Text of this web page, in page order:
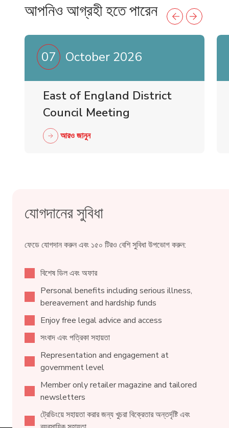
আপনিও আগ্রহী হতে পারেন
07 October 2026
East of England District
Council Meeting
আরও জানুন
যোগদানের সুবিধা
ফেডে যোগদান করুন এবং ১৫০ টিরও বেশি সুবিধা উপভোগ করুন:
বিশেষ ডিল এবং অফার
Personal benefits including serious illness,
bereavement and hardship funds
Enjoy free legal advice and access
সংবাদ এবং পত্রিকা সহায়তা
Representation and engagement at
government level
Member only retailer magazine and tailored
newsletters
ট্রেডিংয়ে সহায়তা করার জন্য খুচরা বিক্রেতার অন্তর্দৃষ্টি এবং